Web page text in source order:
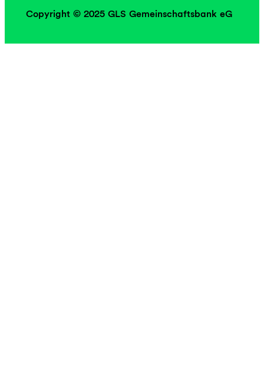
Copyright © 2025 GLS Gemeinschaftsbank eG